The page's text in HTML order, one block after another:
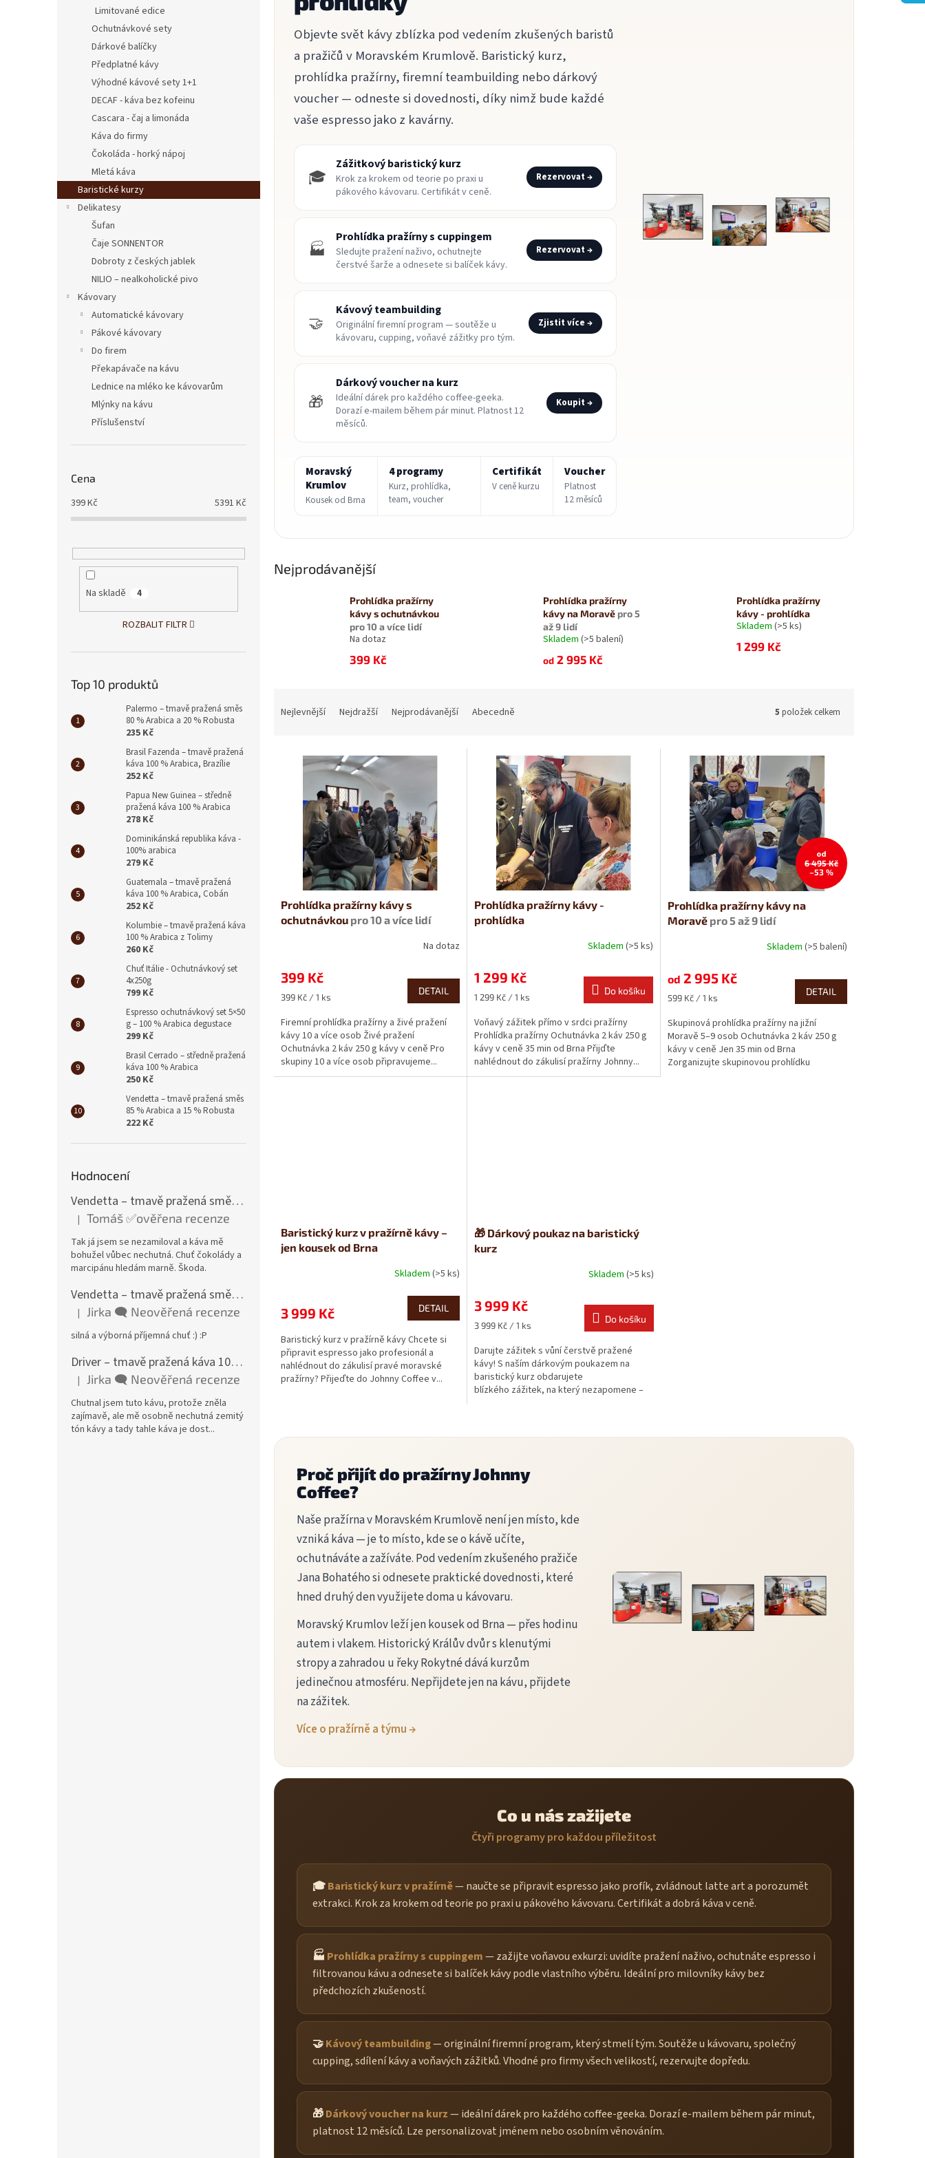
Limitované edice
Ochutnávkové sety
Dárkové balíčky
Předplatné kávy
Výhodné kávové sety 1+1
DECAF - káva bez kofeinu
Cascara - čaj a limonáda
Káva do firmy
Čokoláda - horký nápoj
Mletá káva
Baristické kurzy
Delikatesy
Šufan
Čaje SONNENTOR
Dobroty z českých jablek
NILIO – nealkoholické pivo
Kávovary
Automatické kávovary
Pákové kávovary
Do firem
Překapávače na kávu
Lednice na mléko ke kávovarům
Mlýnky na kávu
Příslušenství
Cena
399Kč 5391 Kč
Na skladě 4
ROZBALIT FILTR
Top 10 produktů
Palermo – tmavě pražená směs
80 % Arabica a 20 % Robusta
235 Kč
Brasil Fazenda – tmavě pražená
káva 100 % Arabica, Brazílie
252 Kč
Papua New Guinea – středně
pražená káva 100 % Arabica
278 Kč
Dominikánská republika káva -
100% arabica
279 Kč
Guatemala – tmavě pražená
káva 100 % Arabica, Cobán
252 Kč
Kolumbie – tmavě pražená káva
100 % Arabica z Tolimy
260 Kč
Chuť Itálie - Ochutnávkový set
4x250g
799 Kč
Espresso ochutnávkový set 5×50
g – 100 % Arabica degustace
299 Kč
Brasil Cerrado – středně pražená
káva 100 % Arabica
250 Kč
Vendetta – tmavě pražená směs
85 % Arabica a 15 % Robusta
222 Kč
Hodnocení
Vendetta – tmavě pražená směs 85 % Arabica a 15 % Robusta
Hodnocení produktu je 1 z 5 hvězdiček.
| Tomáš ✅ověřena recenze
Tak já jsem se nezamiloval a káva mě
bohužel vůbec nechutná. Chuť čokolády a
marcipánu hledám marně. Škoda.
Vendetta – tmavě pražená směs 85 % Arabica a 15 % Robusta
Hodnocení produktu je 5 z 5 hvězdiček.
| Jirka 🗨️ Neověřená recenze
silná a výborná příjemná chuť :) :P
Driver – tmavě pražená káva 100 % Robusta, Tanzanie
Hodnocení produktu je 3 z 5 hvězdiček.
| Jirka 🗨️ Neověřená recenze
Chutnal jsem tuto kávu, protože zněla
zajímavě, ale mě osobně nechutná zemitý
tón kávy a tady tahle káva je dost...
Objevte svět kávy zblízka pod vedením zkušených baristů
a pražičů v Moravském Krumlově. Baristický kurz,
prohlídka pražírny, firemní teambuilding nebo dárkový
voucher — odneste si dovednosti, díky nimž bude každé
vaše espresso jako z kavárny.
🎓
Zážitkový baristický kurz
Krok za krokem od teorie po praxi u
pákového kávovaru. Certifikát v ceně.
Rezervovat →
🏭
Prohlídka pražírny s cuppingem
Sledujte pražení naživo, ochutnejte
čerstvé šarže a odnesete si balíček kávy.
Rezervovat →
🤝
Kávový teambuilding
Originální firemní program — soutěže u
kávovaru, cupping, voňavé zážitky pro tým.
Zjistit více →
🎁
Dárkový voucher na kurz
Ideální dárek pro každého coffee-geeka.
Dorazí e-mailem během pár minut. Platnost 12
měsíců.
Koupit →
Moravský
Krumlov
Kousek od Brna
4 programy
Kurz, prohlídka,
team, voucher
Certifikát
V ceně kurzu
Voucher
Platnost
12 měsíců
Nejprodávanější
Prohlídka pražírny
kávy s ochutnávkou
pro 10 a více lidí
Na dotaz
399 Kč
Prohlídka pražírny
kávy na Moravě pro 5
až 9 lidí
Skladem (>5 balení)
od2 995 Kč
Prohlídka pražírny
kávy - prohlídka
Skladem (>5 ks)
1 299 Kč
Nejlevnější Nejdražší Nejprodávanější Abecedně 5 položek celkem
Prohlídka pražírny kávy s
ochutnávkou pro 10 a více lidí
Na dotaz
399 Kč
Měrná
399 Kč / 1 ks
DETAIL
Firemní prohlídka pražírny a živé pražení
kávy 10 a více osob Živé pražení
Ochutnávka 2 káv 250 g kávy v ceně Pro
skupiny 10 a více osob připravujeme...
Prohlídka pražírny kávy -
prohlídka
Skladem (>5 ks)
1 299 Kč
Měrná
1 299 Kč / 1 ks
Do košíku
Voňavý zážitek přímo v srdci pražírny
Prohlídka pražírny Ochutnávka 2 káv 250 g
kávy v ceně 35 min od Brna Přijďte
nahlédnout do zákulisí pražírny Johnny...
od
6 495 Kč
–53 %
Prohlídka pražírny kávy na
Moravě pro 5 až 9 lidí
Skladem (>5 balení)
od 2 995 Kč
Měrná
599 Kč / 1 ks
DETAIL
Skupinová prohlídka pražírny na jižní
Moravě 5–9 osob Ochutnávka 2 káv 250 g
kávy v ceně Jen 35 min od Brna
Zorganizujte skupinovou prohlídku
Baristický kurz v pražírně kávy –
jen kousek od Brna
Skladem (>5 ks)
3 999 Kč DETAIL
Baristický kurz v pražírně kávy Chcete si
připravit espresso jako profesionál a
nahlédnout do zákulisí pravé moravské
pražírny? Přijeďte do Johnny Coffee v...
🎁 Dárkový poukaz na baristický
kurz
Skladem (>5 ks)
3 999 Kč
Měrná
3 999 Kč / 1 ks
Do košíku
Darujte zážitek s vůní čerstvě pražené
kávy! S naším dárkovým poukazem na
baristický kurz obdarujete
blízkého zážitek, na který nezapomene –
v
p
v
k
y
p
i
Proč přijít do pražírny Johnny
Coffee?
Naše pražírna v Moravském Krumlově není jen místo, kde
vzniká káva — je to místo, kde se o kávě učíte,
ochutnáváte a zažíváte. Pod vedením zkušeného pražiče
Jana Bohatého si odnesete praktické dovednosti, které
hned druhý den využijete doma u kávovaru.
Moravský Krumlov leží jen kousek od Brna — přes hodinu
autem i vlakem. Historický Králův dvůr s klenutými
stropy a zahradou u řeky Rokytné dává kurzům
jedinečnou atmosféru. Nepřijdete jen na kávu, přijdete
na zážitek.
Více o pražírně a týmu →
Co u nás zažijete
Čtyři programy pro každou příležitost
🎓Baristický kurz v pražírně— naučte se připravit espresso jako profík, zvládnout latte art a porozumět
extrakci. Krok za krokem od teorie po praxi u pákového kávovaru. Certifikát a dobrá káva v ceně.
🏭 Prohlídka pražírny s cuppingem— zažijte voňavou exkurzi: uvidíte pražení naživo, ochutnáte espresso i
filtrovanou kávu a odnesete si balíček kávy podle vlastního výběru. Ideální pro milovníky kávy bez
předchozích zkušeností.
🤝Kávový teambuilding— originální firemní program, který stmelí tým. Soutěže u kávovaru, společný
cupping, sdílení kávy a voňavých zážitků. Vhodné pro firmy všech velikostí, rezervujte dopředu.
🎁Dárkový voucher na kurz— ideální dárek pro každého coffee-geeka. Dorazí e-mailem během pár minut,
platnost 12 měsíců. Lze personalizovat jménem nebo osobním věnováním.